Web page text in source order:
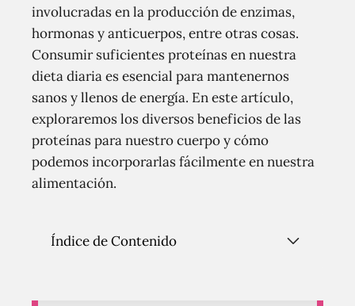
involucradas en la producción de enzimas,
hormonas y anticuerpos, entre otras cosas.
Consumir suficientes proteínas en nuestra
dieta diaria es esencial para mantenernos
sanos y llenos de energía. En este artículo,
exploraremos los diversos beneficios de las
proteínas para nuestro cuerpo y cómo
podemos incorporarlas fácilmente en nuestra
alimentación.
Índice de Contenido